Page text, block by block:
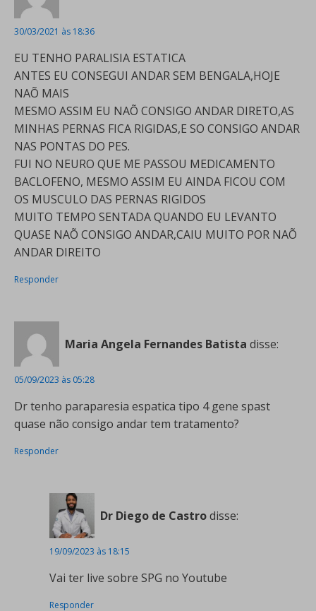
30/03/2021 às 18:36
EU TENHO PARALISIA ESTATICA
ANTES EU CONSEGUI ANDAR SEM BENGALA,HOJE
NAÕ MAIS
MESMO ASSIM EU NAÕ CONSIGO ANDAR DIRETO,AS
MINHAS PERNAS FICA RIGIDAS,E SO CONSIGO ANDAR
NAS PONTAS DO PES.
FUI NO NEURO QUE ME PASSOU MEDICAMENTO
BACLOFENO, MESMO ASSIM EU AINDA FICOU COM
OS MUSCULO DAS PERNAS RIGIDOS
MUITO TEMPO SENTADA QUANDO EU LEVANTO
QUASE NAÕ CONSIGO ANDAR,CAIU MUITO POR NAÕ
ANDAR DIREITO
Responder
Maria Angela Fernandes Batista disse:
05/09/2023 às 05:28
Dr tenho paraparesia espatica tipo 4 gene spast
quase não consigo andar tem tratamento?
Responder
Dr Diego de Castrodisse:
19/09/2023 às 18:15
Vai ter live sobre SPG no Youtube
Responder